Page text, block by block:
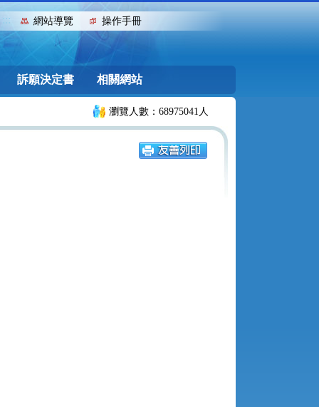
::: 網站導覽 操作手冊
訴願決定書 相關網站
瀏覽人數：68975041人